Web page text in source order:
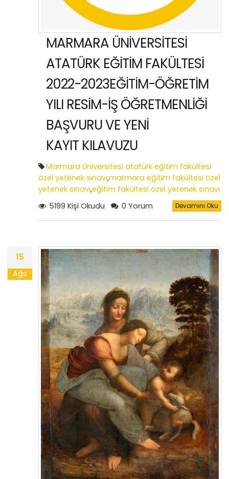
MARMARA ÜNİVERSİTESİ
ATATÜRK EĞİTİM FAKÜLTESİ
2022-2023EĞİTİM-ÖĞRETİM
YILI RESİM-İŞ ÖĞRETMENLİĞİ
BAŞVURU VE YENİ
KAYIT KILAVUZU
Marmara Üniversitesi atatürk eğitim fakültesi
özel yetenek sınavı,marmara eğitim fakültesi özel
yetenek sınavı,eğitim fakültesi özel yetenek sınavı
sonuçları, özel yetenek sınavıı tarihleri
5199 Kişi Okudu 0 Yorum Devamını Oku
15
Ağs